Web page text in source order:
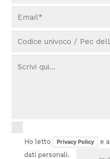
Ho letto Privacy Policy
e
dati personali.